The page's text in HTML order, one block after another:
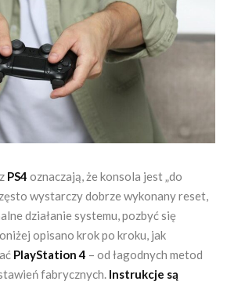
PS4 oznaczają, że konsola jest „do
wystarczy dobrze wykonany reset,
działanie systemu, pozbyć się
opisano krok po kroku, jak
PlayStation 4 – od łagodnych metod
fabrycznych. Instrukcje są